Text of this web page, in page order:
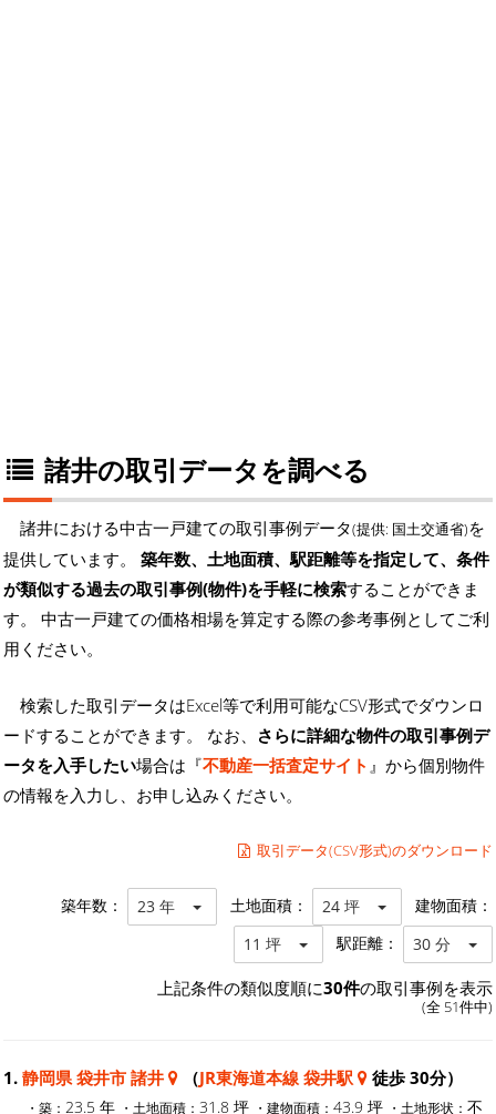
諸井の取引データを調べる
諸井における中古一戸建ての取引事例データ(提供: 国土交通省)を
提供しています。 築年数、土地面積、駅距離等を指定して、条件
が類似する過去の取引事例(物件)を手軽に検索することができま
す。 中古一戸建ての価格相場を算定する際の参考事例としてご利
用ください。
検索した取引データはExcel等で利用可能なCSV形式でダウンロ
ードすることができます。 なお、 さらに詳細な物件の取引事例デ
ータを入手したい場合は『不動産一括査定サイト 』から個別物件
の情報を入力し、お申し込みください。
取引データ(CSV形式)のダウンロード
築年数： 23 年 土地面積： 24 坪 建物面積：
11 坪 駅距離： 30 分
上記条件の類似度順に30件の取引事例を表示
(全 51件中)
1. 静岡県 袋井市 諸井 （JR東海道本線 袋井駅 徒歩 30分）
・築： 23.5 年 ・土地面積： 31.8 坪 ・建物面積： 43.9 坪 ・土地形状： 不